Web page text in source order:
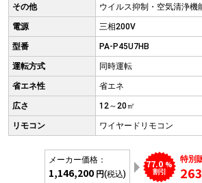
その他 ウイルス抑制・空気清浄機
電源 三相200V
型番 PA-P45U7HB
運転方式 同時運転
省エネ性 省エネ
広さ 12～20㎡
リモコン ワイヤードリモコン
メーカー価格：
1,146,200 円(税込)
77.0 %
割引
特別